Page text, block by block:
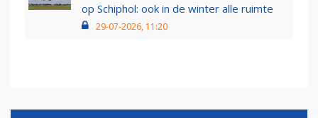
op Schiphol: ook in de winter alle ruimte
29-07-2026, 11:20